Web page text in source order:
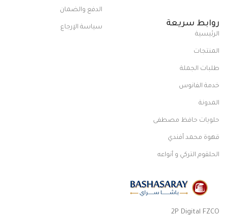
الدفع والضمان
سياسة الإرجاع روابط سريعة
الرئيسية
المنتجات
طلبات الجملة
خدمة الفانوس
المدونة
حلويات حافظ مصطفى
قهوة محمد أفندي
الحلقوم التركي و أنواعه
2P Digital FZCO